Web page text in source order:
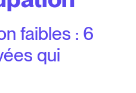
faibles : 6
qui